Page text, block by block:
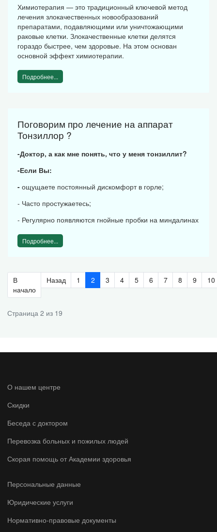
Химиотерапия — это традиционный ключевой метод
лечения злокачественных новообразований
препаратами, подавляющими или уничтожающими
раковые клетки. Злокачественные клетки делятся
гораздо быстрее, чем здоровые. На этом основан
основной эффект химиотерапии.
Подробнее...
Поговорим про лечение на аппарат
Тонзиллор ?
-Доктор, а как мне понять, что у меня тонзиллит?
-Если Вы:
- ощущаете постоянный дискомфорт в горле;
- Часто простужаетесь;
- Регулярно появляются гнойные пробки на миндалинах
Подробнее...
В
начало
Назад 1 2 3 4 5 6 7 8 9 10
Страница 2 из 19
О нашем центре
Скидки
Беседа с доктором
Перевозка больных и пожилых людей
Скорая помощь от Академии здоровья
Персональные данные
Юридические услуги
Нормативно-правовые документы